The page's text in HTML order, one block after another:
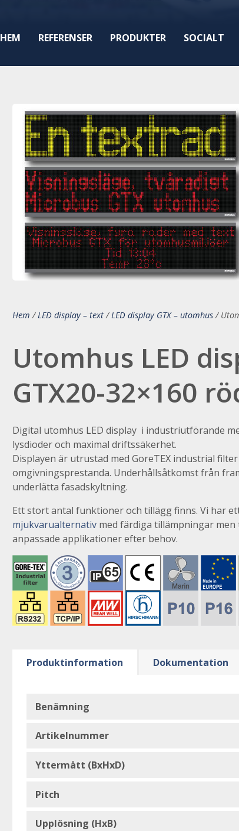
HEM REFERENSER PRODUKTER SOCIALT
Hem /LED display – text/LED display GTX – utomhus/
Utomhus LED
GTX20-32×160
Digital utomhus LED display i industriutförande
lysdioder och maximal driftssäkerhet.
Displayen är utrustad med GoreTEX industrial
omgivningsprestanda. Underhållsåtkomst från
underlätta fasadskyltning.
Ett stort antal funktioner och tillägg finns. Vi har
mjukvarualternativ med färdiga tillämpningar men
anpassade applikationer efter behov.
Produktinformation Dokumentation
Benämning
Artikelnummer
Yttermått (BxHxD)
Pitch
Upplösning (HxB)